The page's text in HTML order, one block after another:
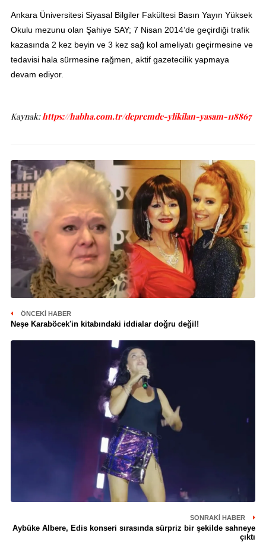
Ankara Üniversitesi Siyasal Bilgiler Fakültesi Basın Yayın Yüksek
Okulu mezunu olan Şahiye SAY; 7 Nisan 2014’de geçirdiği trafik
kazasında 2 kez beyin ve 3 kez sağ kol ameliyatı geçirmesine ve
tedavisi hala sürmesine rağmen, aktif gazetecilik yapmaya
devam ediyor.
Kaynak:https://habha.com.tr/depremde-ylikilan-yasam-118867
ÖNCEKI HABER
Neşe Karaböcek'in kitabındaki iddialar doğru değil!
SONRAKI HABER
Aybüke Albere, Edis konseri sırasında sürpriz bir şekilde sahneye
çıktı